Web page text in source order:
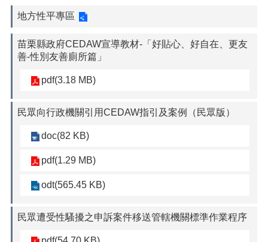
地方性平專區
苗栗縣政府CEDAW宣導教材-「好貼心、好自在、更友
善-性別友善廁所篇」
pdf(3.18 MB)
民眾向行政機關引用CEDAW指引及案例（民眾版）
doc(82 KB)
pdf(1.29 MB)
odt(565.45 KB)
民眾遭受性騷擾之申訴案件移送管轄機關標準作業程序